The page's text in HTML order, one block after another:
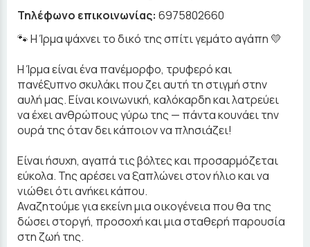
Τηλέφωνο επικοινωνίας: 6975802660
🐾 Η Ίρμα ψάχνει το δικό της σπίτι γεμάτο αγάπη 💛
Η Ίρμα είναι ένα πανέμορφο, τρυφερό και
πανέξυπνο σκυλάκι που ζει αυτή τη στιγμή στην
αυλή μας. Είναι κοινωνική, καλόκαρδη και λατρεύει
να έχει ανθρώπους γύρω της — πάντα κουνάει την
ουρά της όταν δει κάποιον να πλησιάζει!
Είναι ήσυχη, αγαπά τις βόλτες και προσαρμόζεται
εύκολα. Της αρέσει να ξαπλώνει στον ήλιο και να
νιώθει ότι ανήκει κάπου.
Αναζητούμε για εκείνη μια οικογένεια που θα της
δώσει στοργή, προσοχή και μια σταθερή παρουσία
στη ζωή της.